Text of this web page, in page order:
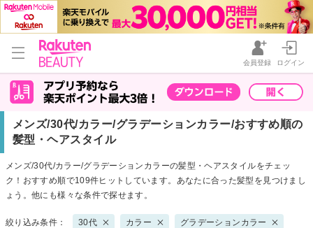
会員登録 ログイン
メンズ/30代/カラー/グラデーションカラー/おすすめ順の
髪型・ヘアスタイル
メンズ/30代/カラー/グラデーションカラーの髪型・ヘアスタイルをチェッ
ク！おすすめ順で109件ヒットしています。あなたに合った髪型を見つけまし
ょう。他にも様々な条件で探せます。
絞り込み条件： 30代 カラー グラデーションカラー